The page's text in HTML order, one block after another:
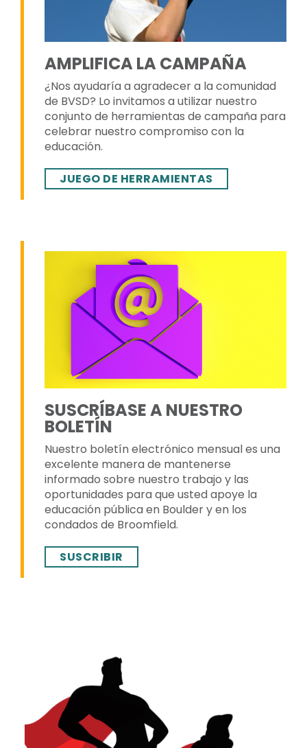
AMPLIFICA LA CAMPAÑA
¿Nos ayudaría a agradecer a la comunidad
de BVSD? Lo invitamos a utilizar nuestro
conjunto de herramientas de campaña para
celebrar nuestro compromiso con la
educación.
JUEGO DE HERRAMIENTAS
SUSCRÍBASE A NUESTRO
BOLETÍN
Nuestro boletín electrónico mensual es una
excelente manera de mantenerse
informado sobre nuestro trabajo y las
oportunidades para que usted apoye la
educación pública en Boulder y en los
condados de Broomfield.
SUSCRIBIR